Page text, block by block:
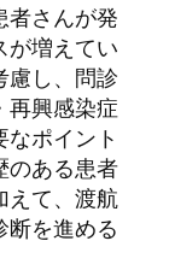
者さんが発
が増えてい
慮し、問診
再興感染症
ポイント
のある患者
えて、渡航
断を進める